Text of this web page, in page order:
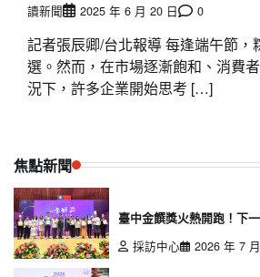
讀新聞 2025 年 6 月 20 日 0
記者張辰卿/台北報導 每逢端午節，
選。然而，在市場逐漸飽和、消費
況下，許多企業開始思考 […]
焦點新聞
臺中金饌獎火熱開跑！下
採訪中心
2026 年 7